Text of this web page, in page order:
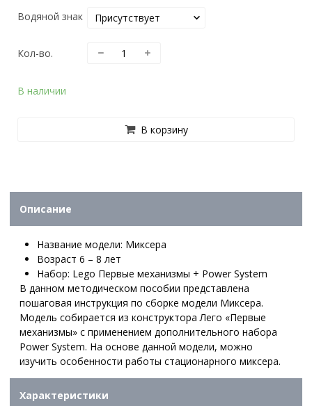
В наличии
Водяной знак
Кол-во.
В корзину
Описание
Название модели: Миксера
Возраст 6 – 8 лет
Набор: Lego Первые механизмы + Power System
В данном методическом пособии представлена
пошаговая инструкция по сборке модели Миксера.
Модель собирается из конструктора Лего «Первые
механизмы» с применением дополнительного набора
Power System. На основе данной модели, можно
изучить особенности работы стационарного миксера.
Характеристики